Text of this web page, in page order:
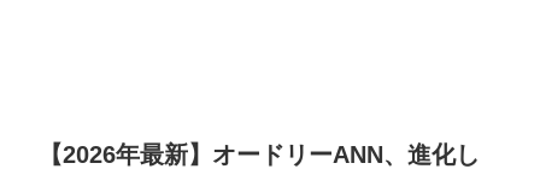
【2026年最新】オードリーANN、進化し